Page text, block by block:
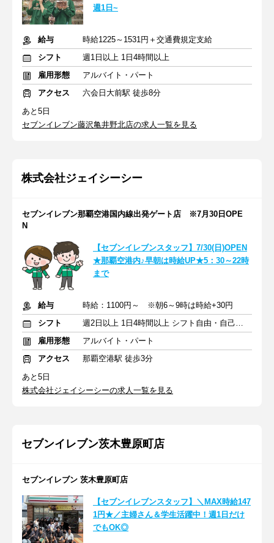
週1日~
給与
時給1225～1531円＋交通費規定支給
シフト
週1日以上 1日4時間以上
雇用形態
アルバイト・パート
アクセス
六会日大前駅 徒歩8分
あと5日
セブンイレブン藤沢亀井野北店の求人一覧を見る
株式会社ジェイシーシー
セブンイレブン那覇空港国内線出発ゲート店 ※7月30日OPE
N
【セブンイレブンスタッフ】7/30(日)OPEN
★那覇空港内♪早朝は時給UP★5：30～22時
まで
給与
時給：1100円～ ※朝6～9時は時給+30円
シフト
週2日以上 1日4時間以上 シフト自由・自己申告
雇用形態
アルバイト・パート
アクセス
那覇空港駅 徒歩3分
あと5日
株式会社ジェイシーシーの求人一覧を見る
セブンイレブン茨木豊原町店
セブンイレブン 茨木豊原町店
【セブンイレブンスタッフ】＼MAX時給147
1円★／主婦さん＆学生活躍中！週1日だけ
でもOK◎